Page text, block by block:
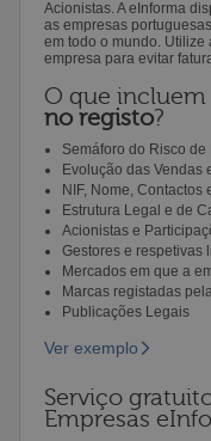
Acionistas. A eInforma
as empresas
em todo o mundo. Utilize
empresa para evitar
O que incluem
no registo?
Semáforo do Risco de
Evolução das Vendas
NIF, Nome, Contactos
Estrutura Legal e de
Acionistas e
Gestores e respetivas
Mercados em que a
Marcas registadas
Publicações Legais
Ver exemplo
Serviço
Empresas